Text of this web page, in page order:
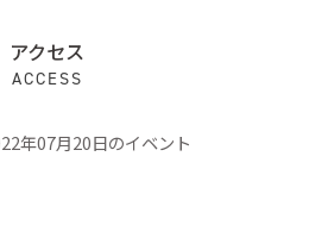
アクセス
ACCESS
年07月20日のイベント